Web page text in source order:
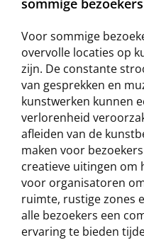
sommige
Voor sommige
overvolle locaties op
zijn. De constante
van gesprekken en
kunstwerken kunnen
verlorenheid
afleiden van de
maken voor
creatieve uitingen om
voor organisatoren
ruimte, rustige zones
alle bezoekers een
ervaring te bieden